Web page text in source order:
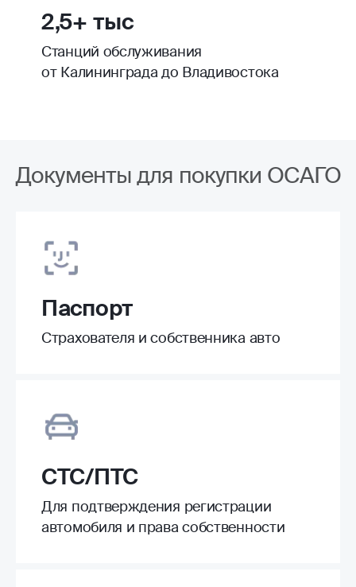
2,5+ тыс
Станций обслуживания
от Калининграда до Владивостока
Документы для покупки ОСАГО
Паспорт
Страхователя и собственника авто
СТС/ПТС
Для подтверждения регистрации
автомобиля и права собственности